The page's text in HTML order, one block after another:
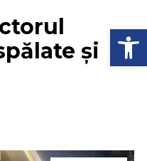
și